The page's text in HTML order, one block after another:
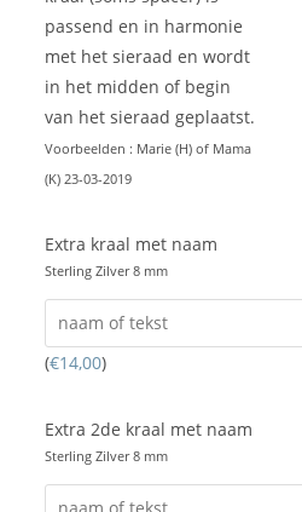
passend en in harmonie
met het sieraad en wordt
in het midden of begin
van het sieraad geplaatst.
Voorbeelden : Marie (H) of Mama
(K) 23-03-2019
Extra kraal met naam
Sterling Zilver 8 mm
(€14,00)
Extra 2de kraal met naam
Sterling Zilver 8 mm